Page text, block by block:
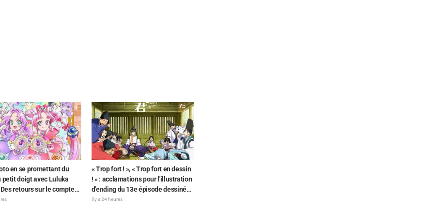
en se promettant du
petit doigt avec Luluka
retours sur le compte
la comédienne de
« Trop fort ! », « Trop fort en dessin
! » : acclamations pour l'illustration
d'ending du 13e épisode dessinée
par Asaki Yuikawa, la comédienne
il y a 24 heures